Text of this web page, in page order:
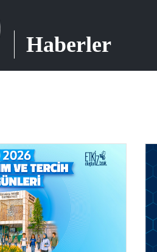
Haberler